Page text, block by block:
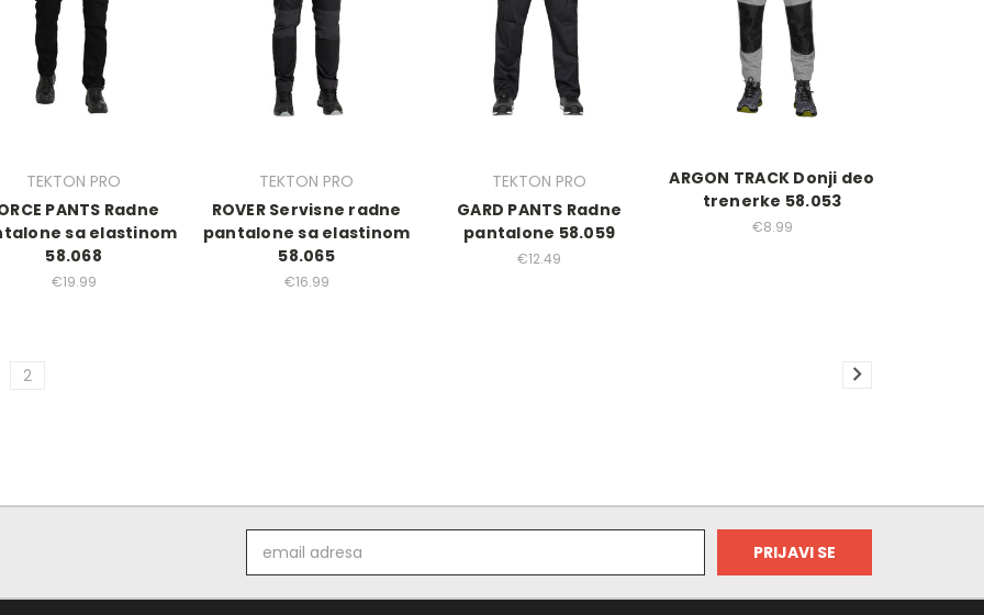
TEKTON PRO
PANTS Radne
sa elastinom
58.068
€19.99
TEKTON PRO
ROVER Servisne radne
pantalone sa elastinom
58.065
€16.99
TEKTON PRO
GARD PANTS Radne
pantalone 58.059
€12.49
ARGON TRACK Donji deo
trenerke 58.053
€8.99
2
adresa